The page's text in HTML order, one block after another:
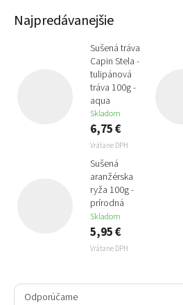
Najpredávanejšie
Sušená tráva
Capin Stela -
tulipánová
tráva 100g -
aqua
Skladom
6,75 €
Vrátane DPH
Sušená
aranžérska
ryža 100g -
prírodná
Skladom
5,95 €
Vrátane DPH
R
Odporúčame